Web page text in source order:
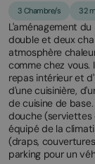
3 Chambre/s 32
L'aménagement
double et deux
atmosphère
comme chez vous.
repas intérieur et
d'une cuisinière,
de cuisine de
douche (serviettes
équipé de la
(draps,
parking pour un